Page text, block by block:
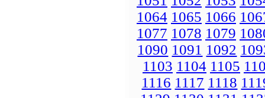
1064 1065 1066
1077 1078 1079
1090 1091 1092
1103 1104 1105
1116 1117 1118